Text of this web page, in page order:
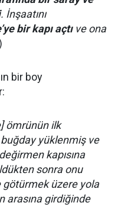
. İnşaatını
bir kapı açtıve ona
bir boy
ömrünün ilk
yüklenmiş ve
kapısına
sonra onu
üzere yola
arasına girdiğinde